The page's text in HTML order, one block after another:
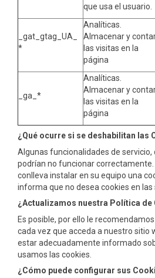
que usa el usuario.
_gat_gtag_UA_
*
Analíticas.
Almacenar y
las visitas en la
página
_ga_*
Analíticas.
Almacenar y
las visitas en la
página
¿Qué ocurre si se deshabilitan las
Algunas funcionalidades de servicio,
podrían no funcionar correctamente.
conlleva instalar en su equipo una
informa que no desea cookies en las
¿Actualizamos nuestra Política de
Es posible, por ello le
cada vez que acceda a nuestro sitio
estar adecuadamente informado
usamos las cookies.
¿Cómo puede configurar sus